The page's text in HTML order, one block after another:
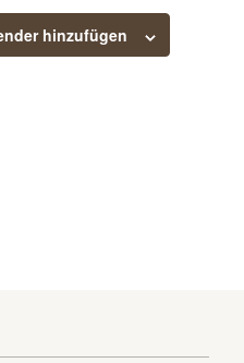
hinzufügen